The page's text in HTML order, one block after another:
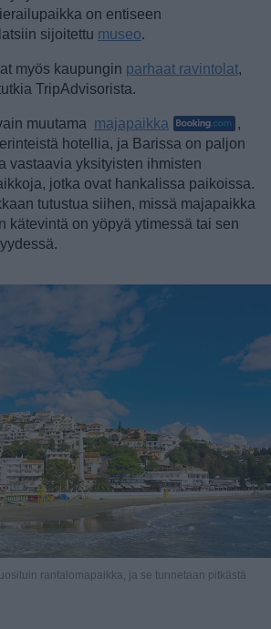
on entiseen
sijoitettu museo.
myös kaupungin parhaat ravintolat,
TripAdvisorista.
muutama majapaikka
,
hotellia, ja Barissa on paljon
vastaavia yksityisten ihmisten
jotka ovat hankalissa paikoissa.
tutustua siihen, missä majapaikka
kätevintä on yöpyä ytimessä tai sen
rantalomapaikka, ja se tunnetaan pitkästä